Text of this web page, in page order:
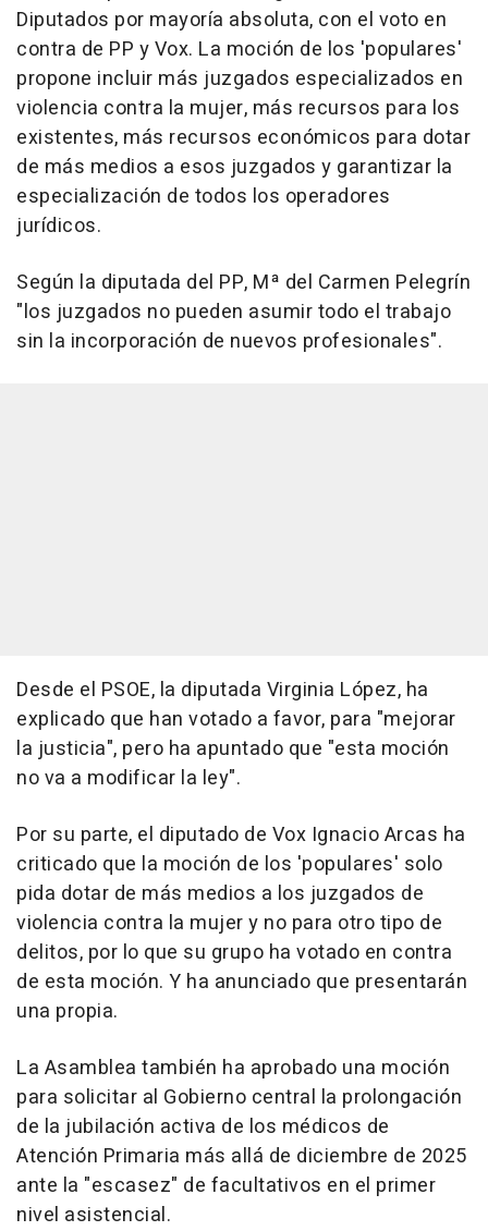
Diputados por mayoría absoluta, con el voto en
contra de PP y Vox. La moción de los 'populares'
propone incluir más juzgados especializados en
violencia contra la mujer, más recursos para los
existentes, más recursos económicos para dotar
de más medios a esos juzgados y garantizar la
especialización de todos los operadores
jurídicos.
Según la diputada del PP, Mª del Carmen Pelegrín
"los juzgados no pueden asumir todo el trabajo
sin la incorporación de nuevos profesionales".
Desde el PSOE, la diputada Virginia López, ha
explicado que han votado a favor, para "mejorar
la justicia", pero ha apuntado que "esta moción
no va a modificar la ley".
Por su parte, el diputado de Vox Ignacio Arcas ha
criticado que la moción de los 'populares' solo
pida dotar de más medios a los juzgados de
violencia contra la mujer y no para otro tipo de
delitos, por lo que su grupo ha votado en contra
de esta moción. Y ha anunciado que presentarán
una propia.
La Asamblea también ha aprobado una moción
para solicitar al Gobierno central la prolongación
de la jubilación activa de los médicos de
Atención Primaria más allá de diciembre de 2025
ante la "escasez" de facultativos en el primer
nivel asistencial.